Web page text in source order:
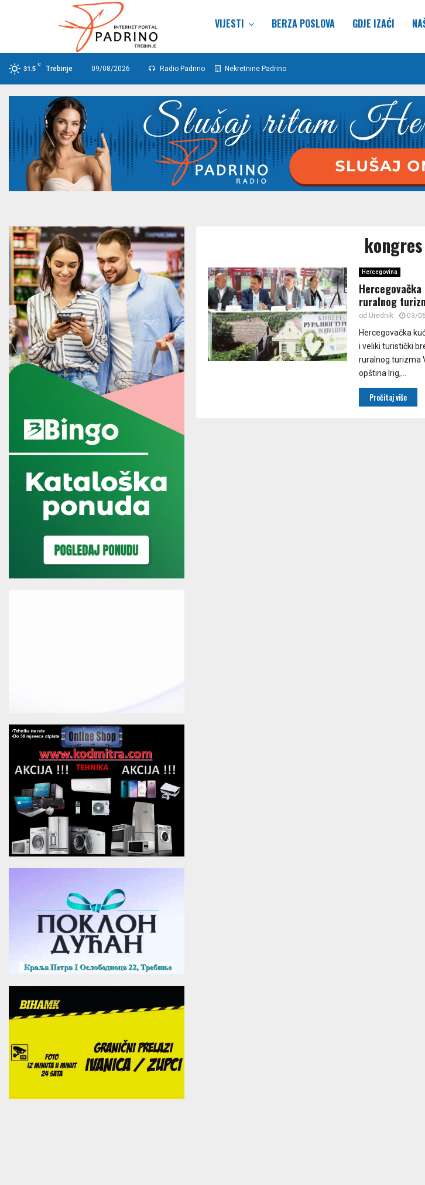
VIJESTI BERZA POSLOVA GDJE IZAĆI
31.5
C
Trebinje 09/08/2026 Radio Padrino Nekretnine Padrino
kongres
Hercegovina
ruralnog
od Urednik 03/
Hercegovačka
i veliki turistički
ruralnog turizma
opština Irig,...
Pročitaj više